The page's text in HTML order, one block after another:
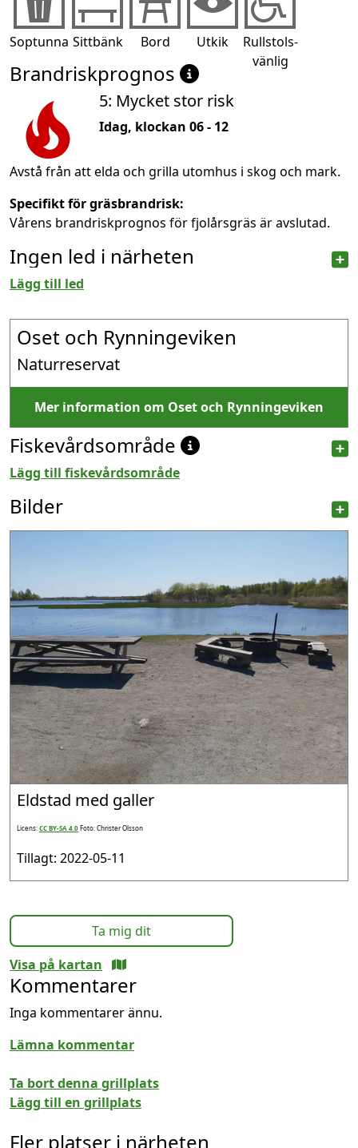
Soptunna Sittbänk Bord Utkik
Rullstols-
vänlig
Brandriskprognos
5: Mycket stor risk
Idag, klockan 06 - 12
Avstå från att elda och grilla utomhus i skog och mark.
Specifikt för gräsbrandrisk:
Vårens brandriskprognos för fjolårsgräs är avslutad.
Ingen led i närheten
Lägg till led
Oset och Rynningeviken
Naturreservat
Mer information om Oset och Rynningeviken
Fiskevårdsområde
Lägg till fiskevårdsområde
Bilder
Eldstad med galler
Licens:CC BY-SA 4.0Foto: Christer Olsson
Tillagt: 2022-05-11
Ta mig dit
Visa på kartan
Kommentarer
Inga kommentarer ännu.
Lämna kommentar
Ta bort denna grillplats
Lägg till en grillplats
Fler platser i närheten